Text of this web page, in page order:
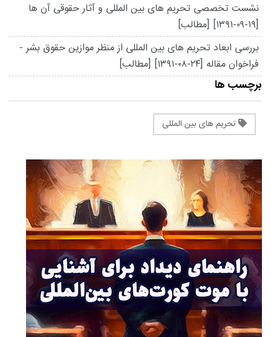
نشست تخصصی تحریم های بین المللی و آثار حقوقی آن ها
[۱۳۹۱-۰۹-۱۹] [مطالب]
بررسی ابعاد تحریم های بین المللی از منظر موازین حقوق بشر -
فراخوان مقاله [۱۳۹۱-۰۸-۲۴] [مطالب]
برچسب ها
تحریم های بین المللی